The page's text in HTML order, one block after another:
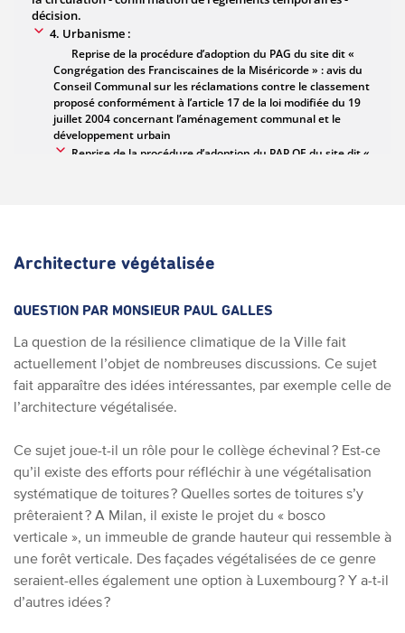
Architecture végétalisée
QUESTION PAR MONSIEUR PAUL GALLES
La question de la résilience climatique de la Ville fait
actuellement l’objet de nombreuses discussions. Ce sujet
fait apparaître des idées intéressantes, par exemple celle de
l’architecture végétalisée.
Ce sujet joue-t-il un rôle pour le collège échevinal ? Est-ce
qu’il existe des efforts pour réfléchir à une végétalisation
systématique de toitures ? Quelles sortes de toitures s’y
prêteraient ? A Milan, il existe le projet du « bosco
verticale », un immeuble de grande hauteur qui ressemble à
une forêt verticale. Des façades végétalisées de ce genre
seraient-elles également une option à Luxembourg ? Y a-t-il
d’autres idées ?